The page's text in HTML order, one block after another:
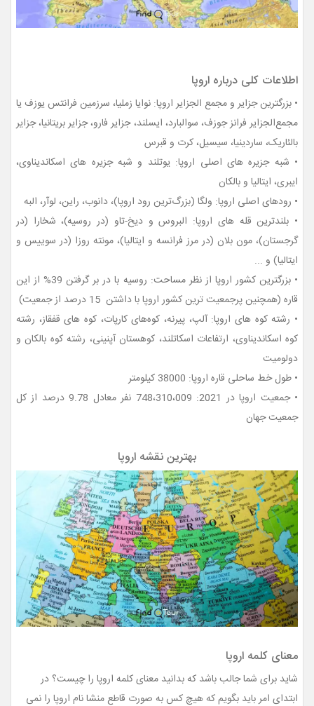
اطلاعات کلی درباره اروپا
• بزرگترین جزایر و مجمع الجزایر اروپا: نوایا زملیا، سرزمین فرانتس یوزف یا
مجمع‌الجزایر فرانز جوزف، سوالبارد، ایسلند، جزایر فارو، جزایر بریتانیا، جزایر
بالئاریک، ساردینیا، سیسیل، کرت و قبرس
• شبه جزیره های اصلی اروپا: یوتلند و شبه جزیره های اسکاندیناوی،
ایبری، ایتالیا و بالکان
• رودهای اصلی اروپا: ولگا (بزرگ‌ترین رود اروپا)، دانوب، راین، لوآر، البه
• بلندترین قله های اروپا: البروس و دیخ-تاو (در روسیه)، شخارا (در
گرجستان)، مون بلان (در مرز فرانسه و ایتالیا)، مونته روزا (در سوییس و
ایتالیا) و ...
• بزرگترین کشور اروپا از نظر مساحت: روسیه با در بر گرفتن 39% از این
قاره (همچنین پرجمعیت ترین کشور اروپا با داشتن 15 درصد از جمعیت)
• رشته کوه های اروپا: آلپ، پیرنه‏، کوه‌های کارپات، کوه های قفقاز، رشته
کوه اسکاندیناوی، ارتفاعات اسکاتلند، کوهستان آپنینی، رشته کوه بالکان و
دولومیت
• طول خط ساحلی قاره اروپا: 38000 کیلومتر
• جمعیت اروپا در 2021: 748،310،009 نفر معادل 9.78 درصد از کل
جمعیت جهان
بهترین نقشه اروپا
معنای کلمه اروپا
شاید برای شما جالب باشد که بدانید معنای کلمه اروپا را چیست؟ در
ابتدای امر باید بگویم که هیچ کس به صورت قاطع منشا نام اروپا را نمی